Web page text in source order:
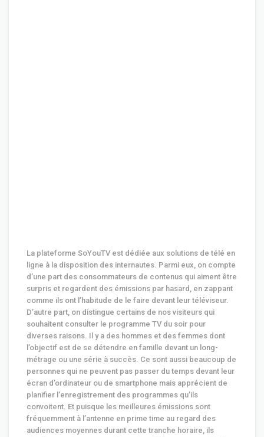
La plateforme SoYouTV est dédiée aux solutions de télé en
ligne à la disposition des internautes. Parmi eux, on compte
d’une part des consommateurs de contenus qui aiment être
surpris et regardent des émissions par hasard, en zappant
comme ils ont l’habitude de le faire devant leur téléviseur.
D’autre part, on distingue certains de nos visiteurs qui
souhaitent consulter le programme TV du soir pour
diverses raisons. Il y a des hommes et des femmes dont
l’objectif est de se détendre en famille devant un long-
métrage ou une série à succès. Ce sont aussi beaucoup de
personnes qui ne peuvent pas passer du temps devant leur
écran d’ordinateur ou de smartphone mais apprécient de
planifier l’enregistrement des programmes qu’ils
convoitent. Et puisque les meilleures émissions sont
fréquemment à l’antenne en prime time au regard des
audiences moyennes durant cette tranche horaire, ils